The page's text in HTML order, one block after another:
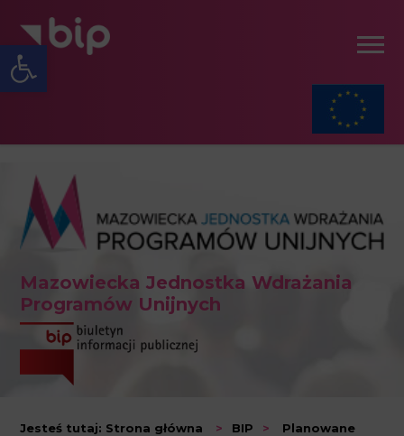
Open toolbar
Mazowiecka Jednostka Wdrażania
Programów Unijnych
Jesteś tutaj: Strona główna > BIP >
Planowane